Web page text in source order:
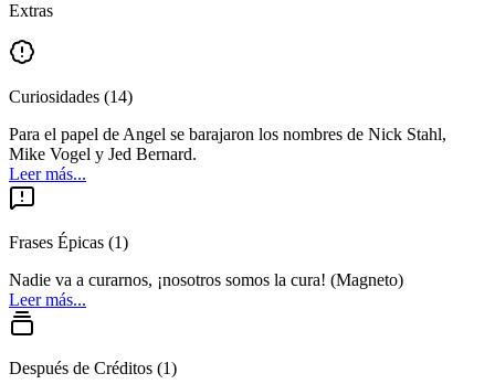
Extras
Curiosidades (14)
Para el papel de Angel se barajaron los nombres de Nick Stahl,
Mike Vogel y Jed Bernard.
Leer más...
Frases Épicas (1)
Nadie va a curarnos, ¡nosotros somos la cura! (Magneto)
Leer más...
Después de Créditos (1)